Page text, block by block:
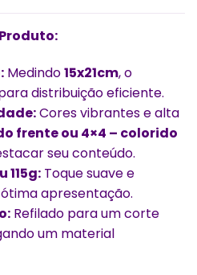
Medindo15x21cm, o
distribuição eficiente.
Cores vibrantes e alta
frente ou 4×4 – colorido
seu conteúdo.
115g: Toque suave e
apresentação.
Refilado para um corte
um material